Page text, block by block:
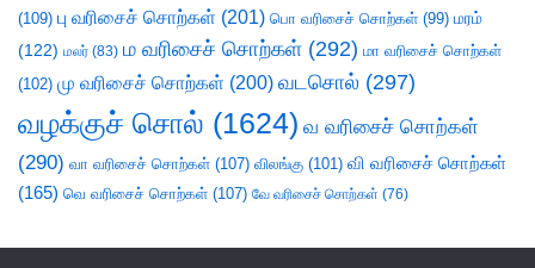
(109) பு வரிசைச் சொற்கள் (201) பொ வரிசைச் சொற்கள் (99) மரம்
(122) மலர் (83) ம வரிசைச் சொற்கள் (292) மா வரிசைச் சொற்கள்
(102) மு வரிசைச் சொற்கள் (200) வடசொல் (297)
வழக்குச் சொல் (1624) வ வரிசைச் சொற்கள்
(290) வா வரிசைச் சொற்கள் (107) விலங்கு (101) வி வரிசைச் சொற்கள்
(165) வெ வரிசைச் சொற்கள் (107) வே வரிசைச் சொற்கள் (76)